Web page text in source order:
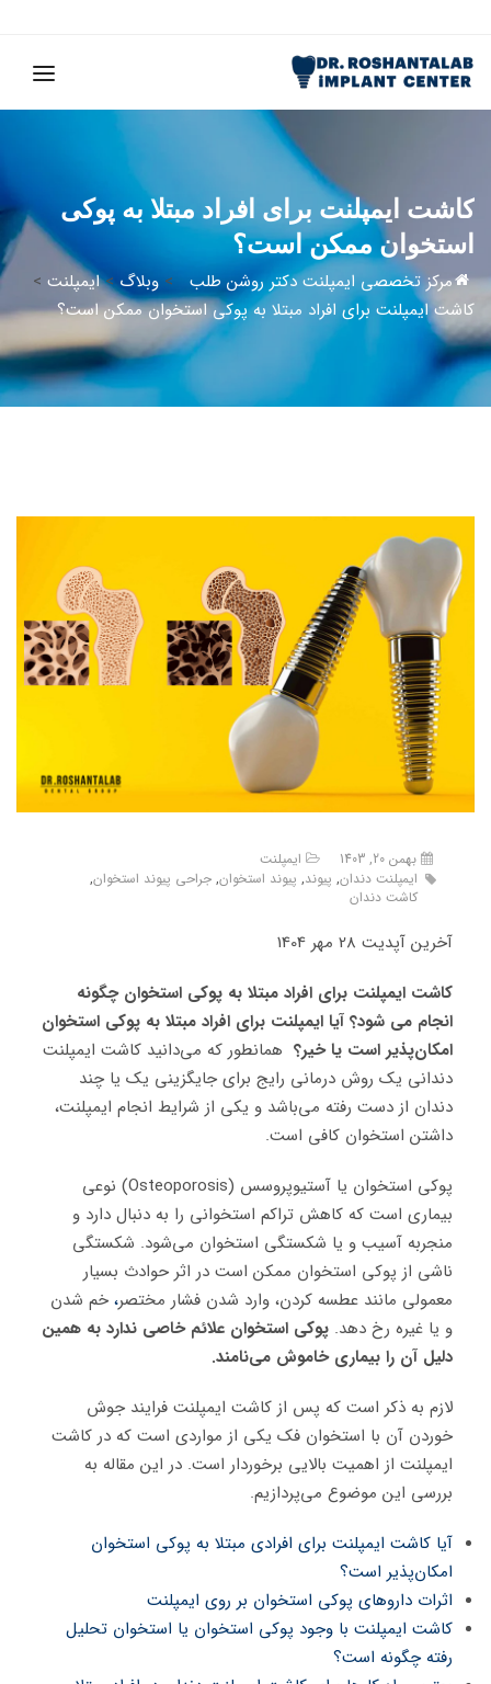
کاشت ایمپلنت برای افراد مبتلا به پوکی
استخوان ممکن است؟
مرکز تخصصی ایمپلنت دکتر روشن طلب >وبلاگ>ایمپلنت >
کاشت ایمپلنت برای افراد مبتلا به پوکی استخوان ممکن است؟
بهمن 20, 1403
ایمپلنت
ایمپلنت دندان, پیوند, پیوند استخوان, جراحی پیوند استخوان,
کاشت دندان
آخرین آپدیت 28 مهر 1404
کاشت ایمپلنت برای افراد مبتلا به پوکی استخوان چگونه
انجام می شود؟ آیا ایمپلنت برای افراد مبتلا به پوکی استخوان
امکان‌پذیر است یا خیر؟ همانطور که می‌دانید کاشت ایمپلنت
دندانی یک روش درمانی رایج برای جایگزینی یک یا چند
دندان‌ از دست رفته می‌باشد و یکی از شرایط انجام ایمپلنت،
داشتن استخوان کافی است.
پوکی استخوان یا آستیوپروسس (Osteoporosis) نوعی
بیماری است که کاهش تراکم استخوانی را به دنبال دارد و
منجربه آسیب و یا شکستگی استخوان می‌شود. شکستگی
ناشی از پوکی استخوان ممکن است در اثر حوادث بسیار
معمولی مانند عطسه کردن، وارد شدن فشار مختصر، خم شدن
و یا غیره رخ دهد. پوکی استخوان علائم خاصی ندارد به همین
دلیل آن را بیماری خاموش می‌نامند.
لازم به ذکر است که پس از کاشت ایمپلنت فرایند جوش
خوردن آن با استخوان فک یکی از مواردی است که در کاشت
ایمپلنت از اهمیت بالایی برخوردار است. در این مقاله به
بررسی این موضوع می‌پردازیم.
آیا کاشت ایمپلنت برای افرادی مبتلا به پوکی استخوان
امکان‌پذیر است؟
اثرات داروهای پوکی استخوان بر روی ایمپلنت
کاشت ایمپلنت با وجود پوکی استخوان یا استخوان تحلیل
رفته چگونه است؟